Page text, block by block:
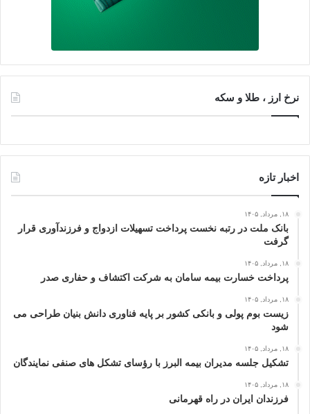
نرخ ارز ، طلا و سکه
اخبار تازه
۱۸, مرداد, ۱۴۰۵
بانک ملت در رتبه نخست پرداخت تسهیلات ازدواج و فرزندآوری قرار
گرفت
۱۸, مرداد, ۱۴۰۵
پرداخت خسارت بیمه سامان به شرکت اکتشاف و حفاری صدر
۱۸, مرداد, ۱۴۰۵
زیست بوم پولی و بانکی کشور بر پایه فناوری دانش بنیان طراحی می
شود
۱۸, مرداد, ۱۴۰۵
تشکیل جلسه مدیران بیمه البرز با رؤسای تشکل های صنفی نمایندگان
۱۸, مرداد, ۱۴۰۵
فرزندان ایران در راه قهرمانی